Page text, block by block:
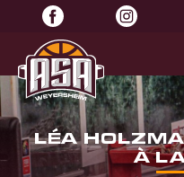
LÉA
À